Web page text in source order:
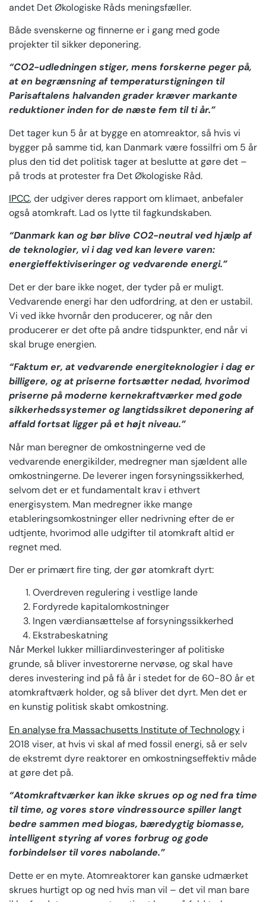
andet Det Økologiske Råds meningsfæller.
Både svenskerne og finnerne er i gang med gode
projekter til sikker deponering.
“CO2-udledningen stiger, mens forskerne peger på,
at en begrænsning af temperaturstigningen til
Parisaftalens halvanden grader kræver markante
reduktioner inden for de næste fem til ti år.”
Det tager kun 5 år at bygge en atomreaktor, så hvis vi
bygger på samme tid, kan Danmark være fossilfri om 5 år
plus den tid det politisk tager at beslutte at gøre det –
på trods at protester fra Det Økologiske Råd.
IPCC, der udgiver deres rapport om klimaet, anbefaler
også atomkraft. Lad os lytte til fagkundskaben.
“Danmark kan og bør blive CO2-neutral ved hjælp af
de teknologier, vi i dag ved kan levere varen:
energieffektiviseringer og vedvarende energi.”
Det er der bare ikke noget, der tyder på er muligt.
Vedvarende energi har den udfordring, at den er ustabil.
Vi ved ikke hvornår den producerer, og når den
producerer er det ofte på andre tidspunkter, end når vi
skal bruge energien.
“Faktum er, at vedvarende energiteknologier i dag er
billigere, og at priserne fortsætter nedad, hvorimod
priserne på moderne kernekraftværker med gode
sikkerhedssystemer og langtidssikret deponering af
affald fortsat ligger på et højt niveau.”
Når man beregner de omkostningerne ved de
vedvarende energikilder, medregner man sjældent alle
omkostningerne. De leverer ingen forsyningssikkerhed,
selvom det er et fundamentalt krav i ethvert
energisystem. Man medregner ikke mange
etableringsomkostninger eller nedrivning efter de er
udtjente, hvorimod alle udgifter til atomkraft altid er
regnet med.
Der er primært fire ting, der gør atomkraft dyrt:
Overdreven regulering i vestlige lande
Fordyrede kapitalomkostninger
Ingen værdiansættelse af forsyningssikkerhed
Ekstrabeskatning
Når Merkel lukker milliardinvesteringer af politiske
grunde, så bliver investorerne nervøse, og skal have
deres investering ind på få år i stedet for de 60-80 år et
atomkraftværk holder, og så bliver det dyrt. Men det er
en kunstig politisk skabt omkostning.
En analyse fra Massachusetts Institute of Technology i
2018 viser, at hvis vi skal af med fossil energi, så er selv
de ekstremt dyre reaktorer en omkostningseffektiv måde
at gøre det på.
“Atomkraftværker kan ikke skrues op og ned fra time
til time, og vores store vindressource spiller langt
bedre sammen med biogas, bæredygtig biomasse,
intelligent styring af vores forbrug og gode
forbindelser til vores nabolande.”
Dette er en myte. Atomreaktorer kan ganske udmærket
skrues hurtigt op og ned hvis man vil – det vil man bare